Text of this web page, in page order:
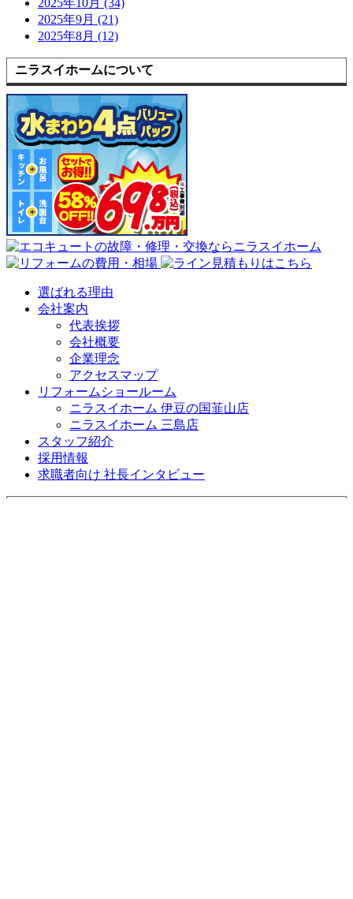
2025年9月 (21)
2025年8月 (12)
ニラスイホームについて
選ばれる理由
会社案内
代表挨拶
会社概要
企業理念
アクセスマップ
リフォームショールーム
ニラスイホーム 伊豆の国韮山店
ニラスイホーム 三島店
スタッフ紹介
採用情報
求職者向け 社長インタビュー